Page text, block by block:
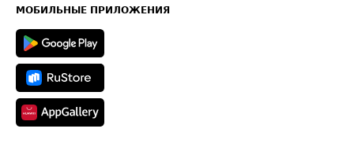
Техническая информация
МОБИЛЬНЫЕ ПРИЛОЖЕНИЯ